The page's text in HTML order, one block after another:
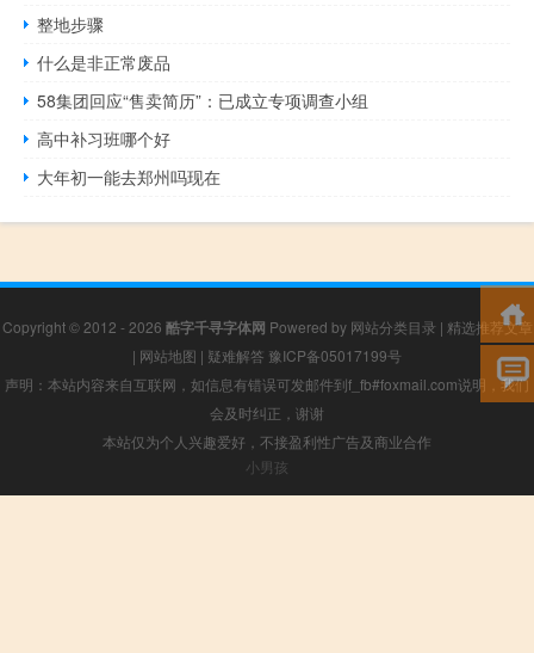
整地步骤
什么是非正常废品
58集团回应“售卖简历”：已成立专项调查小组
高中补习班哪个好
大年初一能去郑州吗现在
Copyright © 2012 - 2026 酷字千寻字体网 Powered by 网站分类目录 | 精选推荐文章
| 网站地图 | 疑难解答 豫ICP备05017199号
声明：本站内容来自互联网，如信息有错误可发邮件到f_fb#foxmail.com说明，我们
会及时纠正，谢谢
本站仅为个人兴趣爱好，不接盈利性广告及商业合作
小男孩